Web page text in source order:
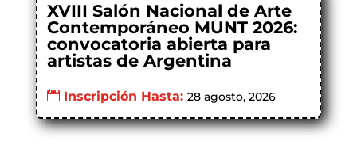
XVIII Salón Nacional de Arte
Contemporáneo MUNT 2026:
convocatoria abierta para
artistas de Argentina
Inscripción Hasta: 28 agosto, 2026